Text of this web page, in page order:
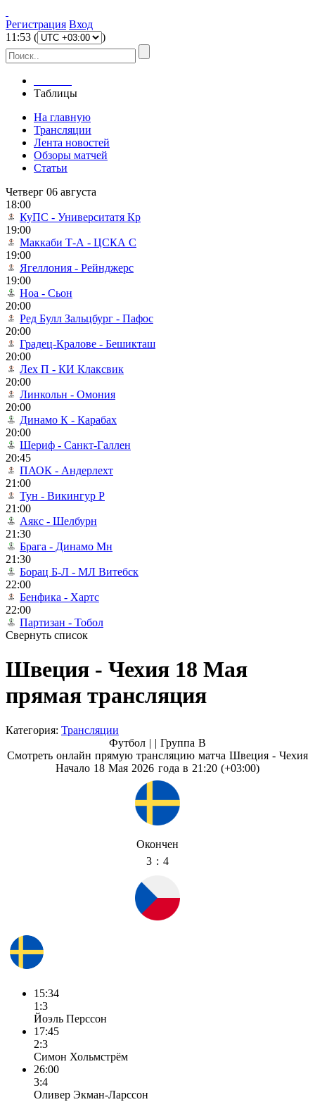
Регистрация Вход
11 :53 ( )
Таблицы
На главную
Трансляции
Лента новостей
Обзоры матчей
Статьи
Четверг 06 августа
18:00
КуПС - Университатя Кр
19:00
Маккаби Т-А - ЦСКА С
19:00
Ягеллония - Рейнджерс
19:00
Ноа - Сьон
20:00
Ред Булл Зальцбург - Пафос
20:00
Градец-Кралове - Бешикташ
20:00
Лех П - КИ Клаксвик
20:00
Линкольн - Омония
20:00
Динамо К - Карабах
20:00
Шериф - Санкт-Галлен
20:45
ПАОК - Андерлехт
21:00
Тун - Викингур Р
21:00
Аякс - Шелбурн
21:30
Брага - Динамо Мн
21:30
Борац Б-Л - МЛ Витебск
22:00
Бенфика - Хартс
22:00
Партизан - Тобол
Свернуть список
Швеция - Чехия 18 Мая
прямая трансляция
Категория: Трансляции
Футбол | |Группа B
Смотреть онлайн прямую трансляцию матча Швеция - Чехия
Начало 18 Мая 2026 года в 21:20 (+03:00)
Окончен
3 : 4
15:34
1:3
Йоэль Перссон
17:45
2:3
Симон Хольмстрём
26:00
3:4
Оливер Экман-Ларссон